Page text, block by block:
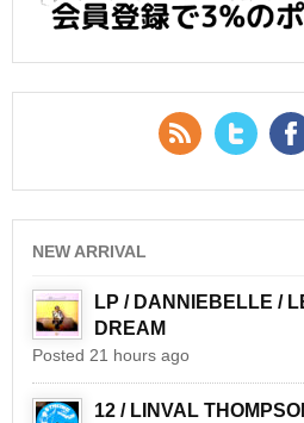
RSS Feed
NEW ARRIVAL
LP / DANNIEBELLE /
DREAM
Posted 21 hours ago
12 / LINVAL